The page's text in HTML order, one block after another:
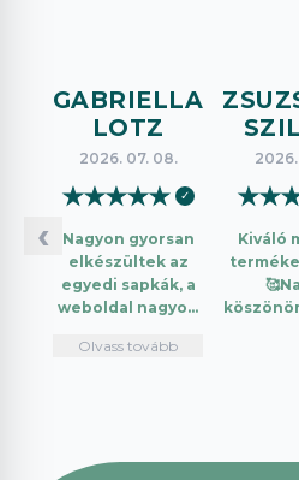
‹
GABRIELLA
LOTZ
2026. 07. 08.
★★★★★ ✓
Nagyon gyorsan
elkészültek az
egyedi sapkák, a
weboldal nagyon
használni.
fogok innen
Olvass tovább
★★
Kiváló